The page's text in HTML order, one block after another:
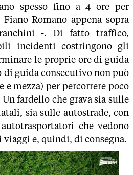
spesso fino a 4 ore per
Romano appena sopra
-. Di fatto traffico,
incidenti costringono gli
le proprie ore di guida
guida consecutivo non può
e mezza) per percorrere poco
fardello che grava sia sulle
sia sulle autostrade, con
che vedono
e, quindi, di consegna.